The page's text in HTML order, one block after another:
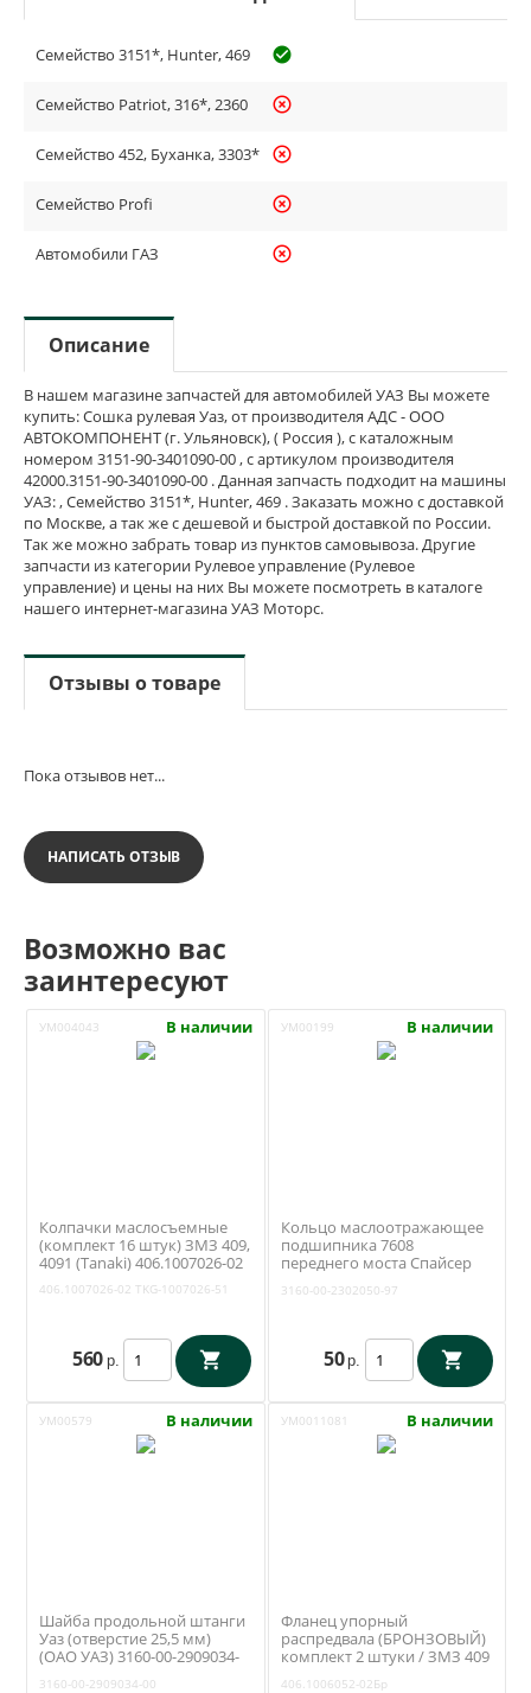
Семейство 3151*, Hunter, 469 check_circle_outline
Семейство Patriot, 316*, 2360 highlight_off
Семейство 452, Буханка, 3303* highlight_off
Семейство Profi highlight_off
Автомобили ГАЗ highlight_off
Описание
В нашем магазине запчастей для автомобилей УАЗ Вы можете
купить: Сошка рулевая Уаз, от производителя АДС - ООО
АВТОКОМПОНЕНТ (г. Ульяновск), ( Россия ), с каталожным
номером 3151-90-3401090-00 , с артикулом производителя
42000.3151-90-3401090-00 . Данная запчасть подходит на машины
УАЗ: , Семейство 3151*, Hunter, 469 . Заказать можно с доставкой
по Москве, а так же с дешевой и быстрой доставкой по России.
Так же можно забрать товар из пунктов самовывоза. Другие
запчасти из категории Рулевое управление (Рулевое
управление) и цены на них Вы можете посмотреть в каталоге
нашего интернет-магазина УАЗ Моторс.
Отзывы о товаре
Пока отзывов нет...
НАПИСАТЬ ОТЗЫВ
Возможно вас
заинтересуют
УМ004043 В наличии
Колпачки маслосъемные
(комплект 16 штук) ЗМЗ 409,
4091 (Tanaki) 406.1007026-02
406.1007026-02 TKG-1007026-51
560 р.
УМ00199 В наличии
Кольцо маслоотражающее
подшипника 7608
переднего моста Спайсер
97
3160-00-2302050-97
50 р.
УМ00579 В наличии
Шайба продольной штанги
Уаз (отверстие 25,5 мм)
(ОАО УАЗ) 3160-00-2909034-
3160-00-2909034-00
УМ0011081 В наличии
Фланец упорный
распредвала (БРОНЗОВЫЙ)
комплект 2 штуки / ЗМЗ 409
406.1006052-02Бр